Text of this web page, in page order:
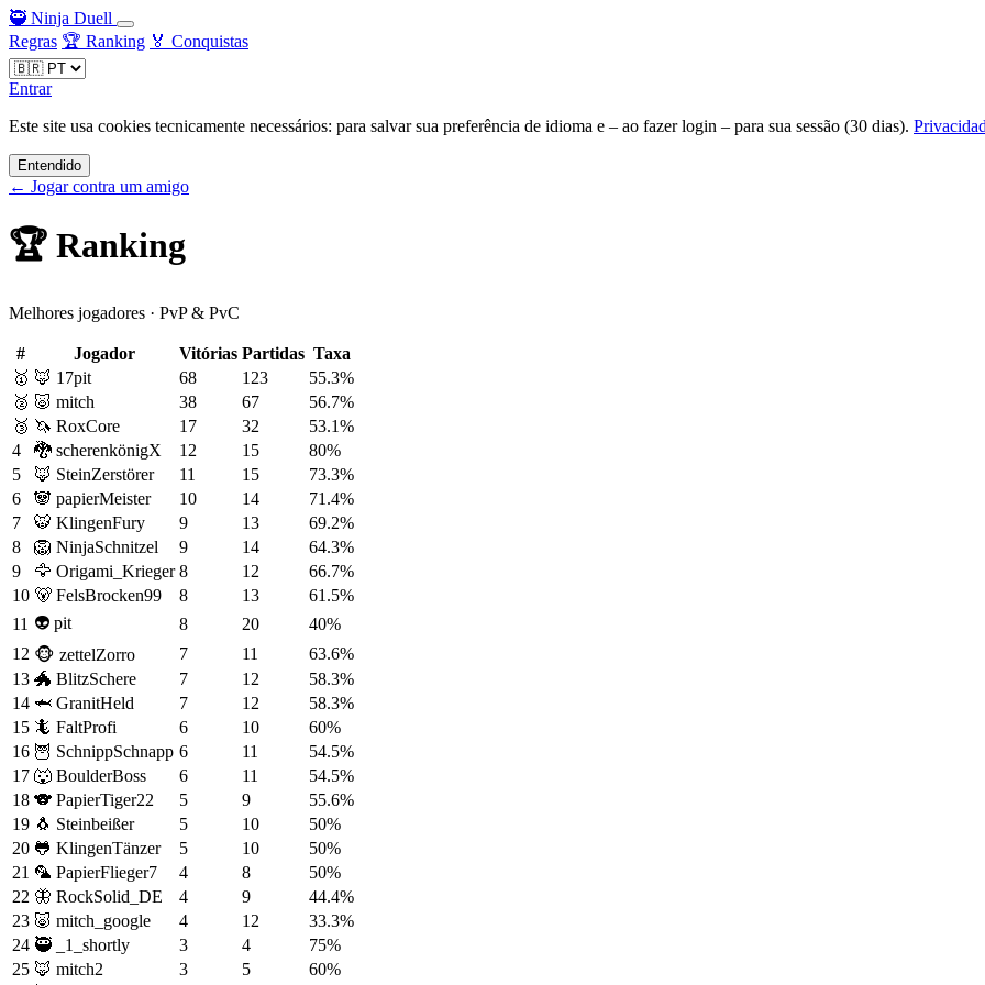
🥷 Ninja Duell
Regras 🏆 Ranking 🏅 Conquistas
Entrar
Este site usa cookies tecnicamente necessários: para salvar sua preferência de idioma e – ao fazer login – para sua sessão (30 dias).
Entendido
← Jogar contra um amigo
🏆 Ranking
Melhores jogadores · PvP & PvC
# Jogador Vitórias Partidas Taxa
🥇 🦊 17pit 68 123
55.3%
🥈 🐷 mitch 38 67
56.7%
🥉 🦄 RoxCore 17 32
53.1%
4
🐉 scherenkönigX 12 15
80%
5
🦊 SteinZerstörer 11 15
73.3%
6
🐼 papierMeister 10 14
71.4%
7
🐯 KlingenFury 9 13
69.2%
8
🦁 NinjaSchnitzel 9 14
64.3%
9
🦅 Origami_Krieger 8 12
66.7%
10 🐻 FelsBrocken99 8 13
61.5%
11 👽 pit 8 20
40%
12 🐵 zettelZorro 7 11
63.6%
13 🐲 BlitzSchere 7 12
58.3%
14 🦈 GranitHeld 7 12
58.3%
15 🦎 FaltProfi 6 10
60%
16 🦉 SchnippSchnapp 6 11
54.5%
17 🐺 BoulderBoss 6 11
54.5%
18 🐨 PapierTiger22 5 9
55.6%
19 🐧 Steinbeißer 5 10
50%
20 🐸 KlingenTänzer 5 10
50%
21 🦜 PapierFlieger7 4 8
50%
22 🦋 RockSolid_DE 4 9
44.4%
23 🐷 mitch_google 4 12
33.3%
24 🥷 _1_shortly 3 4
75%
25 🦊 mitch2 3 5
60%